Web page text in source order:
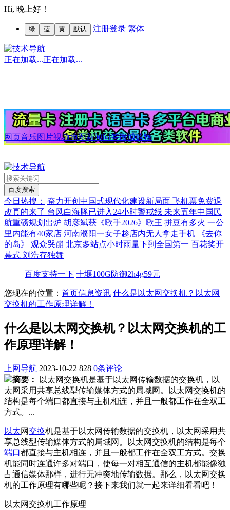
Hi, 晚上好！
绿 蓝 黄 默认 注册登录 繁体
正在加载...正在加载...
网页音乐图片视频地图新闻问答微博购物
今日热搜： 奋力开创中国式现代化建设新局面 飞机票免费退
改真的来了 台风白海豚已进入24小时警戒线 未来五年中国民
航重磅规划出炉 胡彦斌获《歌手2026》歌王 拼豆有多火 一公
里内能有40家店 河南濮阳一女子趁店内无人拿走手机
《去你
的岛》 观众哭崩 北京多站点小时雨量下到全国第一 百花奖开
幕式 刘浩存独舞
百度支持一下 十堰100G防御2h4g59元
您现在的位置： 首页信息资讯 什么是以太网交换机？以太网
交换机的工作原理详解！
什么是以太网交换机？以太网交换机的工
作原理详解！
上网导航 2023-10-22 828 0条评论
摘要：
以太网交换机是基于以太网传输数据的交换机，以
太网采用共享总线型传输媒体方式的局域网。以太网交换机的
结构是每个端口都直接与主机相连，并且一般都工作在全双工
方式。...
以太网交换机是基于以太网传输数据的交换机，以太网采用共
享总线型传输媒体方式的局域网。以太网交换机的结构是每个
端口都直接与主机相连，并且一般都工作在全双工方式。交换
机能同时连通许多对端口，使每一对相互通信的主机都能像独
占通信媒体那样，进行无冲突地传输数据。那么，以太网交换
机的工作原理有哪些呢？接下来我们就一起来详细看看吧！
以太网交换机工作原理